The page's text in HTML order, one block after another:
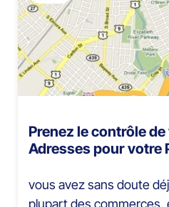
Prenez le contrôle
Adresses pour votre
vous avez sans doute